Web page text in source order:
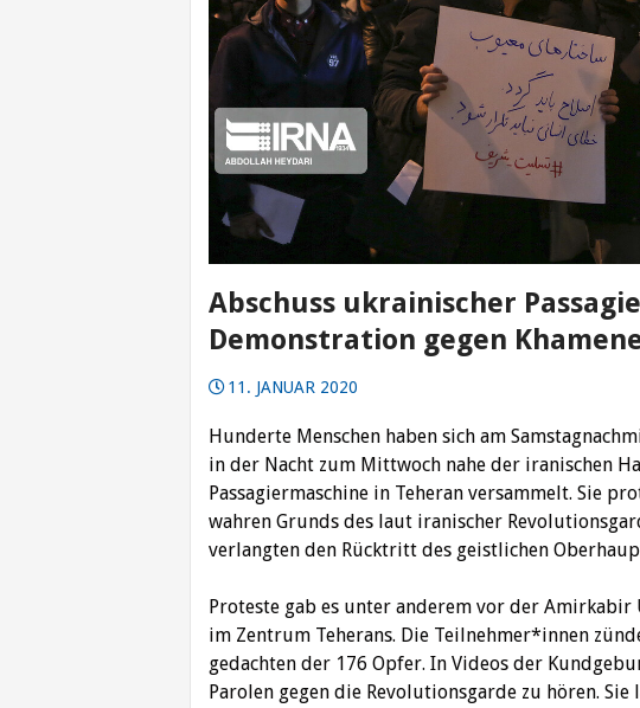
Abschuss ukrainischer
Demonstration gegen
11. JANUAR 2020
Hunderte Menschen haben sich am
in der Nacht zum Mittwoch nahe der iranischen
Passagiermaschine in Teheran versammelt. Sie
wahren Grunds des laut iranischer
verlangten den Rücktritt des geistlichen
Proteste gab es unter anderem vor der
im Zentrum Teherans. Die Teilnehmer*innen
gedachten der 176 Opfer. In Videos der
Parolen gegen die Revolutionsgarde zu hören.